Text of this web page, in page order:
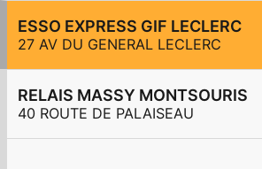
ESSO EXPRESS GIF LECLERC
27 AV DU GENERAL LECLERC
RELAIS MASSY MONTSOURIS
40 ROUTE DE PALAISEAU